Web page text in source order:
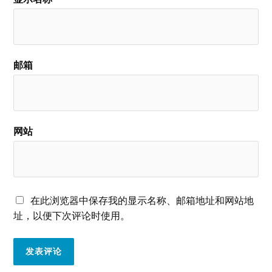
邮箱
网站
在此浏览器中保存我的显示名称、邮箱地址和网站地
址，以便下次评论时使用。